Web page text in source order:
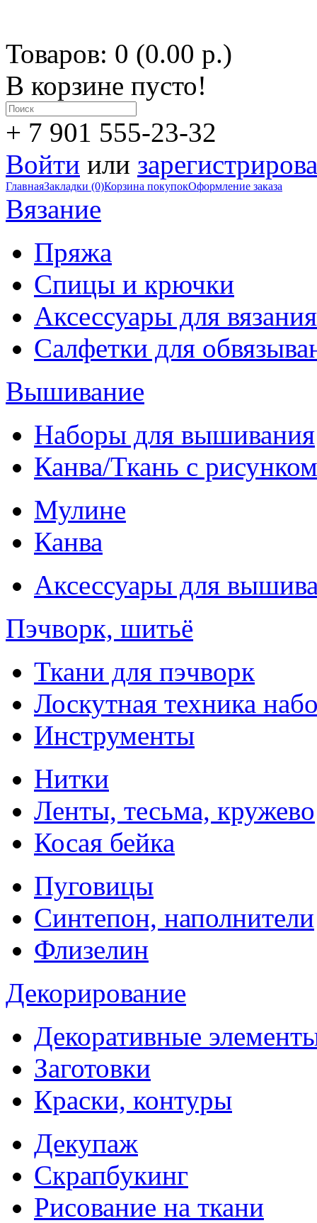
Товаров: 0 (0.00 р.)
В корзине пусто!
+ 7 901 555-23-32
Войти или
ГлавнаяЗакладки (0)Корзина покупокОформление заказа
Вязание
Пряжа
Спицы и крючки
Аксессуары для вязания
Салфетки для
Вышивание
Наборы для вышивания
Канва/Ткань с рисунком
Мулине
Канва
Аксессуары для
Пэчворк, шитьё
Ткани для пэчворк
Лоскутная техника
Инструменты
Нитки
Ленты, тесьма, кружево
Косая бейка
Пуговицы
Синтепон, наполнители
Флизелин
Декорирование
Декоративные
Заготовки
Краски, контуры
Декупаж
Скрапбукинг
Рисование на ткани